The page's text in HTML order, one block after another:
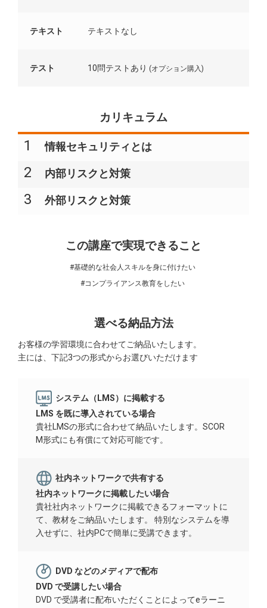
テキスト テキストなし
テスト 10問テストあり (オプション購入)
カリキュラム
1 情報セキュリティとは
2 内部リスクと対策
3 外部リスクと対策
この講座で実現できること
#基礎的な社会人スキルを身に付けたい
#コンプライアンス教育をしたい
選べる納品方法
お客様の学習環境に合わせてご納品いたします。
主には、下記3つの形式からお選びいただけます
システム（LMS）に掲載する
LMS を既に導入されている場合
貴社LMSの形式に合わせて納品いたします。SCOR
M形式にも有償にて対応可能です。
社内ネットワークで共有する
社内ネットワークに掲載したい場合
貴社社内ネットワークに掲載できるフォーマットに
て、教材をご納品いたします。 特別なシステムを導
入せずに、社内PCで簡単に受講できます。
DVD などのメディアで配布
DVD で受講したい場合
DVD で受講者に配布いただくことによってeラーニ